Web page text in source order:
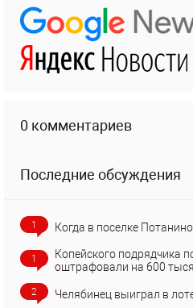
0 комментариев
Последние обсуждения
1 Когда в поселке
1
Копейского подрядчика
оштрафовали на 600
2 Челябинец выиграл в